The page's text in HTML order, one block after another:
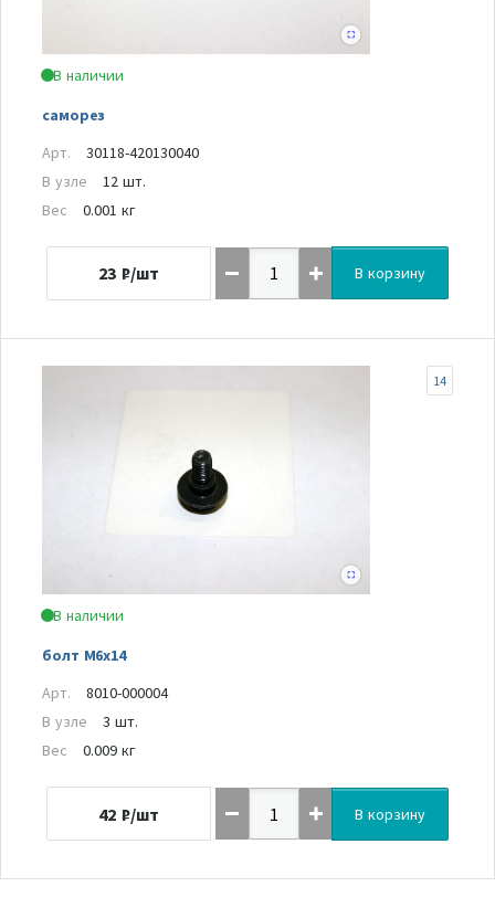
В наличии
саморез
Арт.
30118-420130040
В узле
12 шт.
Вес
0.001 кг
23 ₽/шт В корзину
В наличии
болт М6х14
14
Арт.
8010-000004
В узле
3 шт.
Вес
0.009 кг
42 ₽/шт В корзину